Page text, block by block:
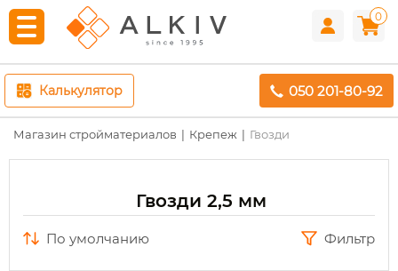
0
Калькулятор 050 201-80-92
Магазин стройматериалов Крепеж Гвозди
Гвозди 2,5 мм
по умолчанию Фильтр